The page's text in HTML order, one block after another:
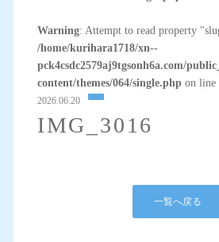
Warning: Attempt to read property
/home/kurihara1718/xn--
pck4csdc2579aj9tgsonh6a.com/
content/themes/064/single.phpon line
2026.06.20
IMG_3016
一覧へ戻る